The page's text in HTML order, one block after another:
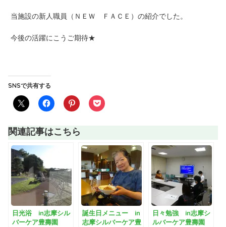
当施設の新人職員（ＮＥＷ ＦＡＣＥ）の紹介でした。
今後の活躍にこうご期待★
SNSで共有する
関連記事はこちら
日光浴 in志摩シル
バーケア豊壽園
誕生日メニュー in
志摩シルバーケア豊
日々勉強 in志摩シ
ルバーケア豊壽園